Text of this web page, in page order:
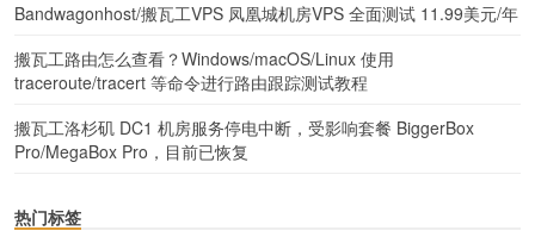
Bandwagonhost/搬瓦工VPS 凤凰城机房VPS 全面测试 11.99美元/年
搬瓦工路由怎么查看？Windows/macOS/Linux 使用
traceroute/tracert 等命令进行路由跟踪测试教程
搬瓦工洛杉矶 DC1 机房服务停电中断，受影响套餐 BiggerBox
Pro/MegaBox Pro，目前已恢复
热门标签